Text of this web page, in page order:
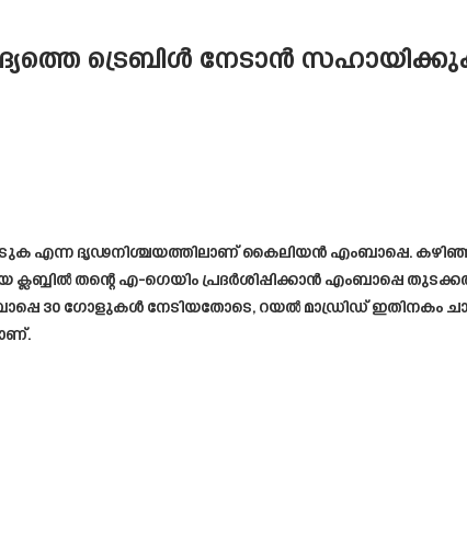
ട്രെബിൾ നേടാൻ
എന്ന ദൃഢനിശ്ചയത്തിലാണ് കൈലിയൻ എംബാപ്പെ.
തന്റെ എ-ഗെയിം പ്രദർശിപ്പിക്കാൻ എംബാപ്പെ
30 ഗോളുകൾ നേടിയതോടെ, റയൽ മാഡ്രിഡ് ഇതിനകം